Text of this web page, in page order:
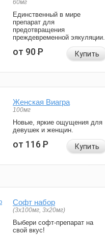
60мг
Единственный в мире
препарат для
предотвращения
преждевременной эякуляции.
от 90Р Купить
Женская Виагра
100мг
Новые, яркие ощущения для
девушек и женщин.
от 116Р Купить
Софт набор
(3x100мг, 3x20мг)
Выбери софт-препарат на
свой вкус!